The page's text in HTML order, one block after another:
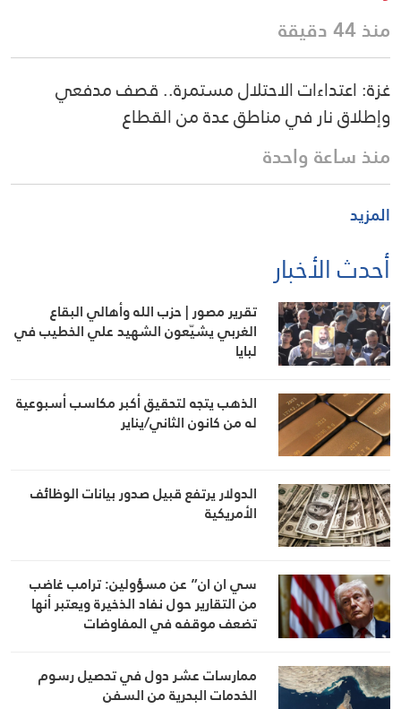
منذ 44 دقيقة
غزة: اعتداءات الاحتلال مستمرة.. قصف مدفعي
وإطلاق نار في مناطق عدة من القطاع
منذ ساعة واحدة
المزيد
أحدث الأخبار
تقرير مصور | حزب الله وأهالي البقاع
الغربي يشيّعون الشهيد علي الخطيب في
لبايا
الذهب يتجه لتحقيق أكبر مكاسب أسبوعية
له من كانون الثاني/يناير
الدولار يرتفع قبيل صدور بيانات الوظائف
الأمريكية
سي ان ان” عن مسؤولين: ترامب غاضب
من التقارير حول نفاد الذخيرة ويعتبر أنها
تضعف موقفه في المفاوضات
ممارسات عشر دول في تحصيل رسوم
الخدمات البحرية من السفن